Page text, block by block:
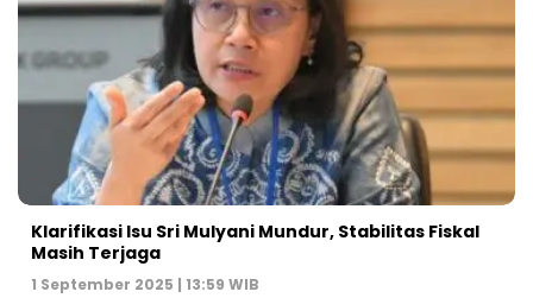
Klarifikasi Isu Sri Mulyani Mundur, Stabilitas Fiskal
Masih Terjaga
1 September 2025 | 13:59 WIB